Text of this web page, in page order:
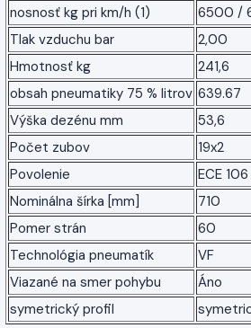
nosnosť kg pri km/h (1)
6500 /
Tlak vzduchu bar
2,00
Hmotnosť kg
241,6
obsah pneumatiky 75 % litrov 639.67
Výška dezénu mm
53,6
Počet zubov
19x2
Povolenie
ECE 106
Nominálna šírka [mm]
710
Pomer strán
60
Technológia pneumatík
VF
Viazané na smer pohybu
Áno
symetrický profil